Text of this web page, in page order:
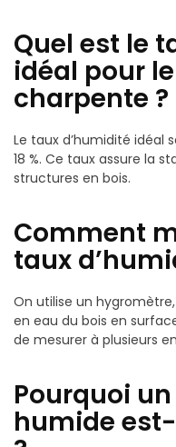
Quel est le
idéal pour
charpente ?
Le taux d’humidité idéal
18 %. Ce taux assure la
structures en bois.
Comment
taux
On utilise un
en eau du bois en
de mesurer à plusieurs
Pourquoi
humide